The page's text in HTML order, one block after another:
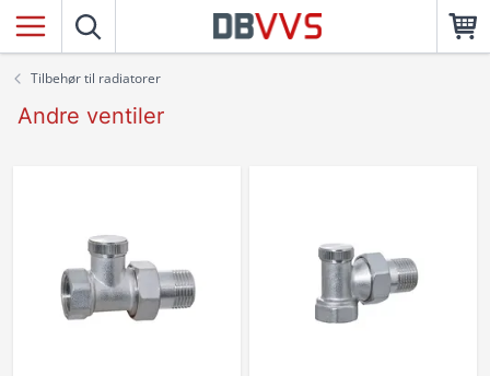
Tilbehør til radiatorer
Andre ventiler